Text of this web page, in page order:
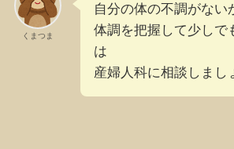
くまつま
自分の体の不調がない
体調を把握して少しで
は
産婦人科に相談しまし